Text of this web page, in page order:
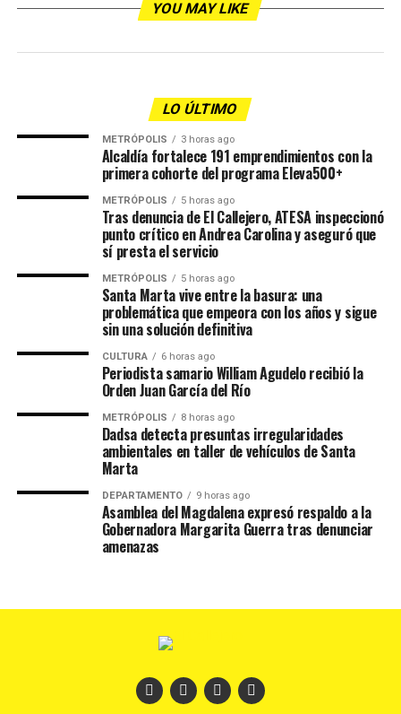
YOU MAY LIKE
LO ÚLTIMO
METRÓPOLIS 3 horas ago
Alcaldía fortalece 191 emprendimientos con la
primera cohorte del programa Eleva500+
METRÓPOLIS 5 horas ago
Tras denuncia de El Callejero, ATESA inspeccionó
punto crítico en Andrea Carolina y aseguró que
sí presta el servicio
METRÓPOLIS 5 horas ago
Santa Marta vive entre la basura: una
problemática que empeora con los años y sigue
sin una solución definitiva
CULTURA 6 horas ago
Periodista samario William Agudelo recibió la
Orden Juan García del Río
METRÓPOLIS 8 horas ago
Dadsa detecta presuntas irregularidades
ambientales en taller de vehículos de Santa
Marta
DEPARTAMENTO 9 horas ago
Asamblea del Magdalena expresó respaldo a la
Gobernadora Margarita Guerra tras denunciar
amenazas